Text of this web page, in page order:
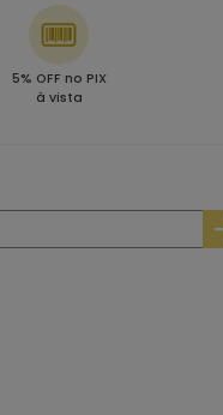
5% OFF no PIX
à vista